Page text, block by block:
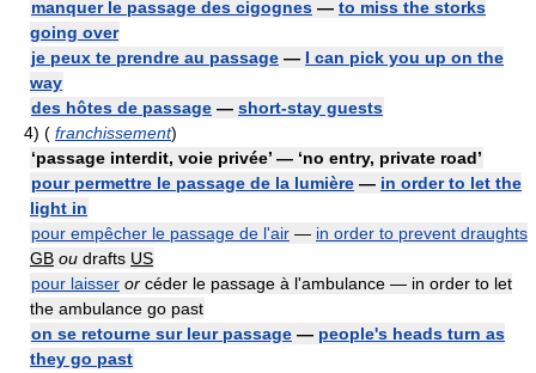
manquer le passage des cigognes — to miss the storks
going over
je peux te prendre au passage — I can pick you up on the
way
des hôtes de passage — short-stay guests
4) ( franchissement)
‘passage interdit, voie privée’ — ‘no entry, private road’
pour permettre le passage de la lumière — in order to let the
light in
pour empêcher le passage de l'air — in order to prevent draughts
GB ou drafts US
pour laisser or céder le passage à l'ambulance — in order to let
the ambulance go past
on se retourne sur leur passage — people's heads turn as
they go past